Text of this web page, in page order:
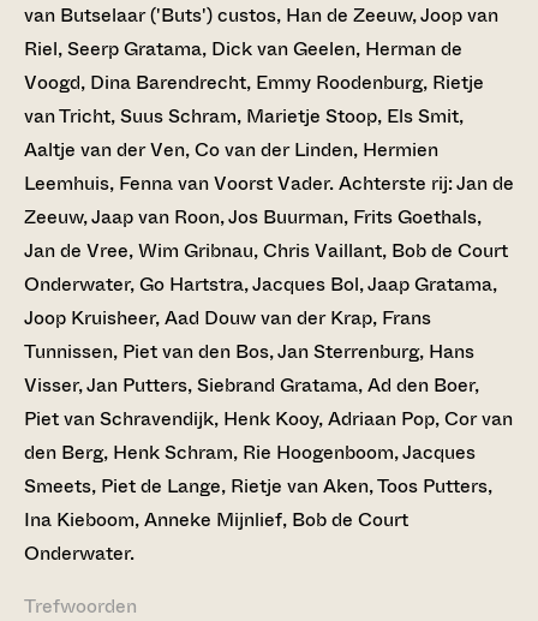
van Butselaar ('Buts') custos, Han de Zeeuw, Joop van
Riel, Seerp Gratama, Dick van Geelen, Herman de
Voogd, Dina Barendrecht, Emmy Roodenburg, Rietje
van Tricht, Suus Schram, Marietje Stoop, Els Smit,
Aaltje van der Ven, Co van der Linden, Hermien
Leemhuis, Fenna van Voorst Vader. Achterste rij: Jan de
Zeeuw, Jaap van Roon, Jos Buurman, Frits Goethals,
Jan de Vree, Wim Gribnau, Chris Vaillant, Bob de Court
Onderwater, Go Hartstra, Jacques Bol, Jaap Gratama,
Joop Kruisheer, Aad Douw van der Krap, Frans
Tunnissen, Piet van den Bos, Jan Sterrenburg, Hans
Visser, Jan Putters, Siebrand Gratama, Ad den Boer,
Piet van Schravendijk, Henk Kooy, Adriaan Pop, Cor van
den Berg, Henk Schram, Rie Hoogenboom, Jacques
Smeets, Piet de Lange, Rietje van Aken, Toos Putters,
Ina Kieboom, Anneke Mijnlief, Bob de Court
Onderwater.
Trefwoorden